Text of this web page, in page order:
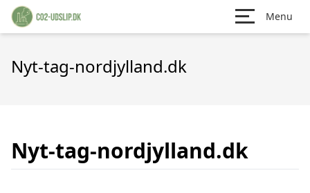
Menu
Nyt-tag-nordjylland.dk
Nyt-tag-nordjylland.dk